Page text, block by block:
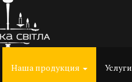
Наша продукция Услуги